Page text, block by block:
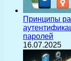
Принципы
паролей
16.07.2025